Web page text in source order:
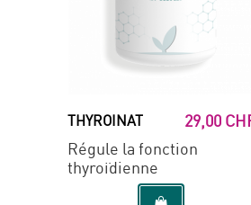
THYROINAT
29,00
Régule la fonction
thyroïdienne